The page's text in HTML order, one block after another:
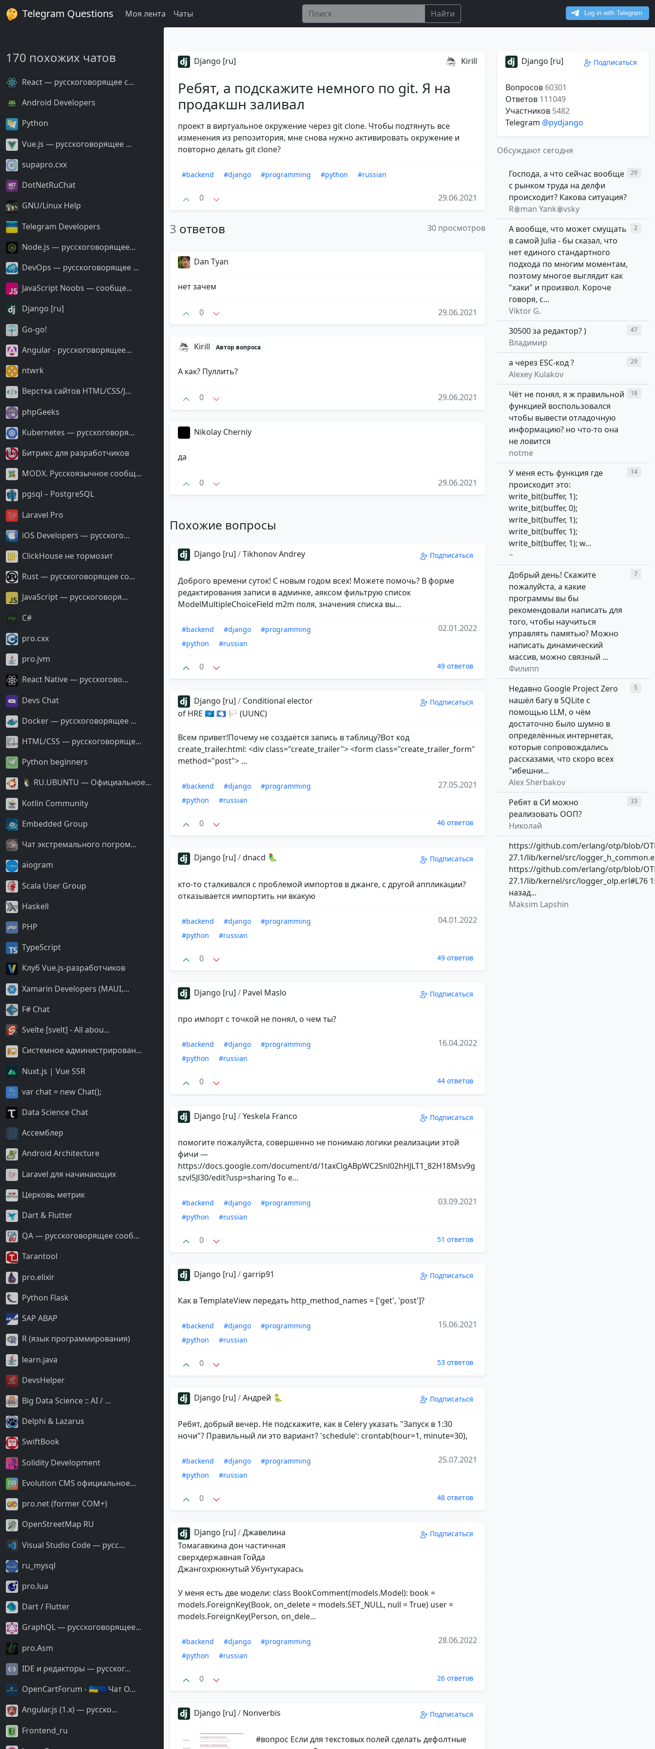
Telegram Questions Моя лента Чаты Найти
170 похожих чатов
React — русскоговорящее с...
Android Developers
Python
Vue.js — русскоговорящее ...
supapro.cxx
DotNetRuChat
GNU/Linux Help
Telegram Developers
Node.js — русскоговорящее...
DevOps — русскоговорящее ...
JavaScript Noobs — сообще...
Django [ru]
Go-go!
Angular - русскоговорящее...
ntwrk
Верстка сайтов HTML/CSS/J...
phpGeeks
Kubernetes — русскоговоря...
Битрикс для разработчиков
MODX. Русскоязычное сообщ...
pgsql – PostgreSQL
Laravel Pro
iOS Developers — русского...
ClickHouse не тормозит
Rust — русскоговорящее со...
JavaScript — русскоговоря...
С#
pro.cxx
pro.jvm
React Native — русскогово...
Devs Chat
Docker — русскоговорящее ...
HTML/CSS — русскоговоряще...
Python beginners
🐧 RU.UBUNTU — Официальное...
Kotlin Community
Embedded Group
Чат экстремального погром...
aiogram
Scala User Group
Haskell
PHP
TypeScript
Клуб Vue.js-разработчиков
Xamarin Developers (MAUI,...
F# Chat
Svelte [svelt] - All abou...
Системное администрирован...
Nuxt.js | Vue SSR
var chat = new Chat();
Data Science Chat
Ассемблер
Android Architecture
Laravel для начинающих
Церковь метрик
Dart & Flutter
QA — русскоговорящее сооб...
Tarantool
pro.elixir
Python Flask
SAP ABAP
R (язык программирования)
learn.java
DevsHelper
Big Data Science :: AI / ...
Delphi & Lazarus
SwiftBook
Solidity Development
Evolution CMS официальное...
pro.net (former COM+)
OpenStreetMap RU
Visual Studio Code — русс...
ru_mysql
pro.lua
Dart / Flutter
GraphQL — русскоговорящее...
pro.Asm
IDE и редакторы — русског...
OpenCartForum - 🇺🇦🇪🇺Чат O...
Angular.js (1.x) — русско...
Frontend_ru
Django [ru] Kirill
Ребят, а подскажите немного по git. Я на
продакшн заливал
проект в виртуальное окружение через git clone. Чтобы подтянуть все
изменения из репозитория, мне снова нужно активировать окружение и
повторно делать git clone?
#backend #django #programming #python #russian
0 29.06.2021
3 ответов 30 просмотров
Dan Tyan
нет зачем
0 29.06.2021
Kirill Автор вопроса
А как? Пуллить?
0 29.06.2021
Nikolay Cherniy
да
0 29.06.2021
Похожие вопросы
Django [ru] /Tikhonov Andrey Подписаться
Доброго времени суток! С новым годом всех! Можете помочь? В форме
редактирования записи в админке, аяксом фильтрую список
ModelMultipleChoiceField m2m поля, значения списка вы...
#backend #django
#programming
#python
#russian
02.01.2022
0 49 ответов
Django [ru] / Conditional elector
of HRE 🇺🇳 🇦🇶 🏳 (UUNC)
Подписаться
Всем привет!Почему не создаётся запись в таблицу?Вот код
create_trailer.html: <div class="create_trailer"> <form class="create_trailer_form"
method="post"> ...
#backend #django
#programming
#python
#russian
27.05.2021
0 46 ответов
Django [ru] /dnacd 🦜 Подписаться
кто-то сталкивался с проблемой импортов в джанге, с другой аппликации?
отказывается импортить ни вкакую
#backend #django
#programming
#python
#russian
04.01.2022
0 49 ответов
Django [ru] / Pavel Maslo Подписаться
про импорт с точкой не понял, о чем ты?
#backend #django
#programming
#python
#russian
16.04.2022
0 44 ответов
Django [ru] /Yeskela Franco Подписаться
помогите пожалуйста, совершенно не понимаю логики реализации этой
фичи —
https://docs.google.com/document/d/1taxClgABpWC2Snl02hHJLT1_82H18Msv9g
szvl5Jl30/edit?usp=sharing То е...
#backend #django
#programming
#python
#russian
03.09.2021
0 51 ответов
Django [ru] / garrip91 Подписаться
Как в TemplateView передать http_method_names = ['get', 'post']?
#backend #django
#programming
#python
#russian
15.06.2021
0 53 ответов
Django [ru] /Андрей 🐍 Подписаться
Ребят, добрый вечер. Не подскажите, как в Celery указать "Запуск в 1:30
ночи"? Правильный ли это вариант? 'schedule': crontab(hour=1, minute=30),
#backend #django
#programming
#python
#russian
25.07.2021
0 48 ответов
Django [ru] /Джавелина
Томагавкина дон частичная
сверхдержавная Гойда
Джангохрюкнутый Убунтукарась
Подписаться
У меня есть две модели: class BookComment(models.Model): book =
models.ForeignKey(Book, on_delete = models.SET_NULL, null = True) user =
models.ForeignKey(Person, on_dele...
#backend #django
#programming
#python
#russian
28.06.2022
0 26 ответов
Django [ru] / Nonverbis Подписаться
#вопрос Если для текстовых полей сделать дефолтные
Django [ru] Подписаться
Вопросов 60301
Ответов 111049
Участников 5482
Telegram @pydjango
Обсуждают сегодня
Господа, а что сейчас вообще
с рынком труда на делфи
происходит? Какова ситуация?
Rꙮman Yankꙮvsky
29
А вообще, что может смущать
в самой Julia - бы сказал, что
нет единого стандартного
подхода по многим моментам,
поэтому многое выглядит как
"хаки" и произвол. Короче
говоря, с...
Viktor G.
2
30500 за редактор? )
Владимир
47
а через ESC-код ?
Alexey Kulakov
29
Чёт не понял, я ж правильной
функцией воспользовался
чтобы вывести отладочную
информацию? но что-то она
не ловится
notme
18
У меня есть функция где
происходит это:
write_bit(buffer, 1);
write_bit(buffer, 0);
write_bit(buffer, 1);
write_bit(buffer, 1);
write_bit(buffer, 1); w...
~
14
Добрый день! Скажите
пожалуйста, а какие
программы вы бы
рекомендовали написать для
того, чтобы научиться
управлять памятью? Можно
написать динамический
массив, можно связный ...
Филипп
7
Недавно Google Project Zero
нашёл багу в SQLite с
помощью LLM, о чём
достаточно было шумно в
определённых интернетах,
которые сопровождались
рассказами, что скоро всех
"ибешни...
Alex Sherbakov
5
Ребят в СИ можно
реализовать ООП?
Николай
33
https://github.com/erlang/otp/blob/
27.1/lib/kernel/src/
https://github.com/erlang/otp/blob/
27.1/lib/kernel/src/logger_olp.erl#L76
назад...
Maksim Lapshin